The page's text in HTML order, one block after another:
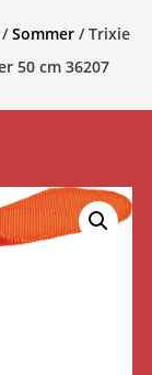
/Sommer / Trixie
50 cm 36207